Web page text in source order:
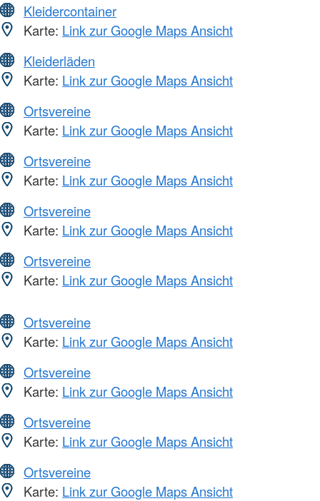
Kleidercontainer
Karte: Link zur Google Maps Ansicht
Kleiderläden
Karte: Link zur Google Maps Ansicht
Ortsvereine
Karte: Link zur Google Maps Ansicht
Ortsvereine
Karte: Link zur Google Maps Ansicht
Ortsvereine
Karte: Link zur Google Maps Ansicht
Ortsvereine
Karte: Link zur Google Maps Ansicht
Ortsvereine
Karte: Link zur Google Maps Ansicht
Ortsvereine
Karte: Link zur Google Maps Ansicht
Ortsvereine
Karte: Link zur Google Maps Ansicht
Ortsvereine
Karte: Link zur Google Maps Ansicht